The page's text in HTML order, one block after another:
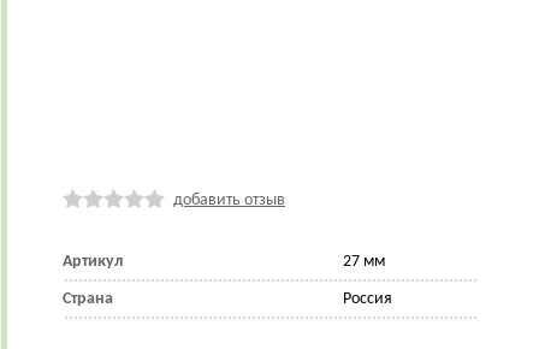
добавить отзыв
Артикул 27 мм
Страна Россия